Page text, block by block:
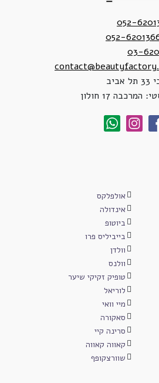
052-
052-
03-
17 חולון
אולפלקס
אינדולה
ביוטופ
בייביליס פרו
וולדן
וולנס
טופיק זקיקי שיער
לוריאל
מיי וואי
סאקורה
סרינה קיי
קאווה קאווה
שוורצקופף